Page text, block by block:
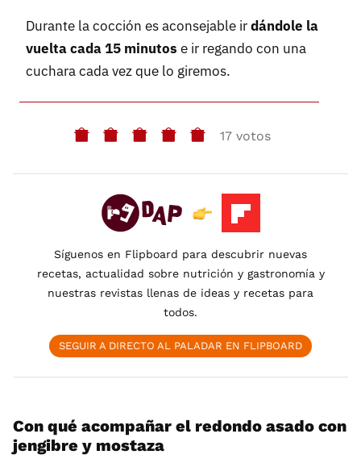
Durante la cocción es aconsejable irdándole la
vuelta cada 15 minutos e ir regando con una
cuchara cada vez que lo giremos.
17 votos
Síguenos en Flipboard para descubrir nuevas
recetas, actualidad sobre nutrición y gastronomía y
nuestras revistas llenas de ideas y recetas para
todos.
SEGUIR A DIRECTO AL PALADAR EN FLIPBOARD
Con qué acompañar el redondo asado con
jengibre y mostaza